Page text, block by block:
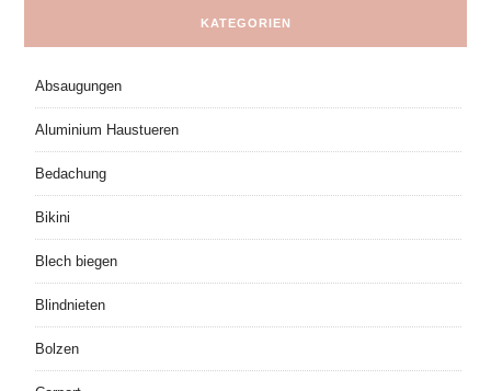
KATEGORIEN
Absaugungen
Aluminium Haustueren
Bedachung
Bikini
Blech biegen
Blindnieten
Bolzen